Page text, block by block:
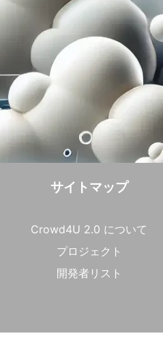
サイトマップ
Crowd4U 2.0 について
プロジェクト
開発者リスト